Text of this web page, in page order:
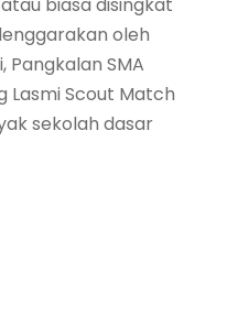
oleh
Pangkalan SMA
Lasmi Scout Match
sekolah dasar